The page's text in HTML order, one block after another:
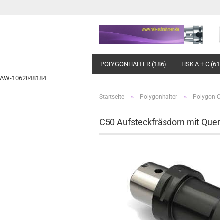
AW-1062048184
POLYGONHALTER (186) HSK A + C
Startseite » Polygonhalter » Polygon
C50 Aufsteckfräsdorn mit